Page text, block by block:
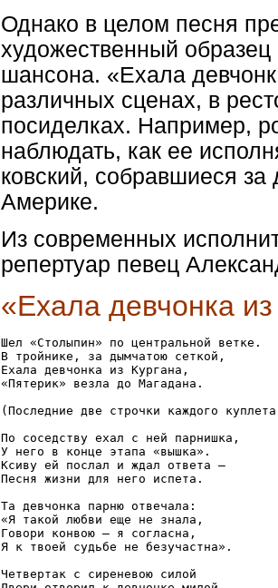
Однако в целом песня
художественный
шансона. «Ехала
различных сценах, в
посиделках. Например,
наблюдать, как ее
ковский, собравшиеся
Америке.
Из современных
репертуар певец
«Ехала девчонка
Шел «Столыпин» по центральной ветке.
В тройнике, за дымчатою сеткой,
Ехала девчонка из Кургана,
«Пятерик» везла до Магадана.
(Последние две строчки каждого
По соседству ехал с ней парнишка,
У него в конце этапа «вышка».
Ксиву ей послал и ждал ответа –
Песня жизни для него испета.
Та девчонка парню отвечала:
«Я такой любви еще не знала,
Говори конвою — я согласна,
Я к твоей судьбе не безучастна».
Четвертак с сиреневою силой